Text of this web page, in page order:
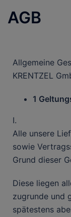
AGB
Allgemeine
KRENTZEL
1
I.
Alle unsere
sowie
Grund dieser
Diese liegen
zugrunde und
spätestens